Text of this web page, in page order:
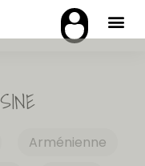
Arménienne